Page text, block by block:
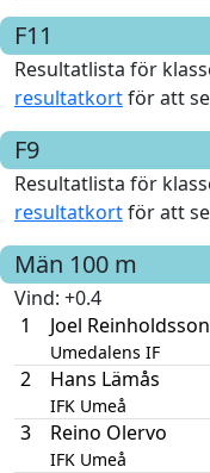
F11
Resultatlista för
resultatkortför att
F9
Resultatlista för
resultatkortför att
Män 100 m
Vind: +0.4
1
Joel Reinholdsson
Umedalens IF
2 Hans Lämås
IFK Umeå
3 Reino Olervo
IFK Umeå